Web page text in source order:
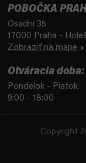
POBOČKA
Osadní 35
17000 Praha -
Zobraziť na mape
Otváracia doba:
Pondelok - Piatok
9:00 - 18:00
Copyright